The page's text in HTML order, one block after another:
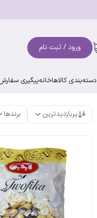
ورود / ثبت نام
دسته‌بندی کالاهاخانهپیگیری
پربازدیدترین برندها